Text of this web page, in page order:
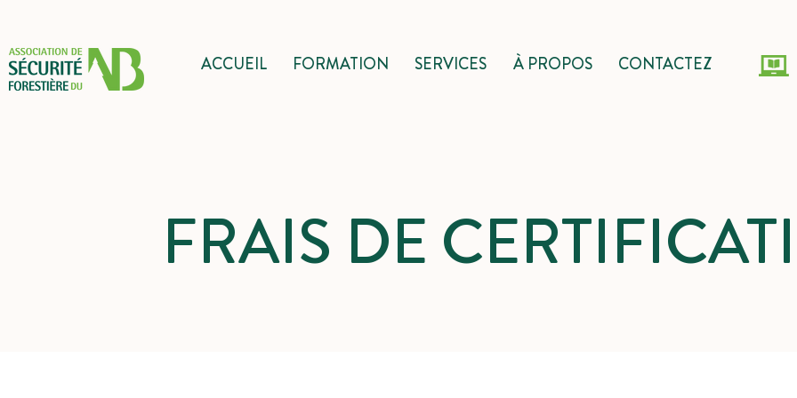
ACCUEIL FORMATION SERVICES À PROPOS CONTACTEZ
FRAIS DE